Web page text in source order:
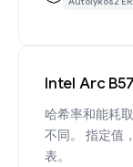
Intel Arc
哈希率和能耗
不同。 指定值
表。